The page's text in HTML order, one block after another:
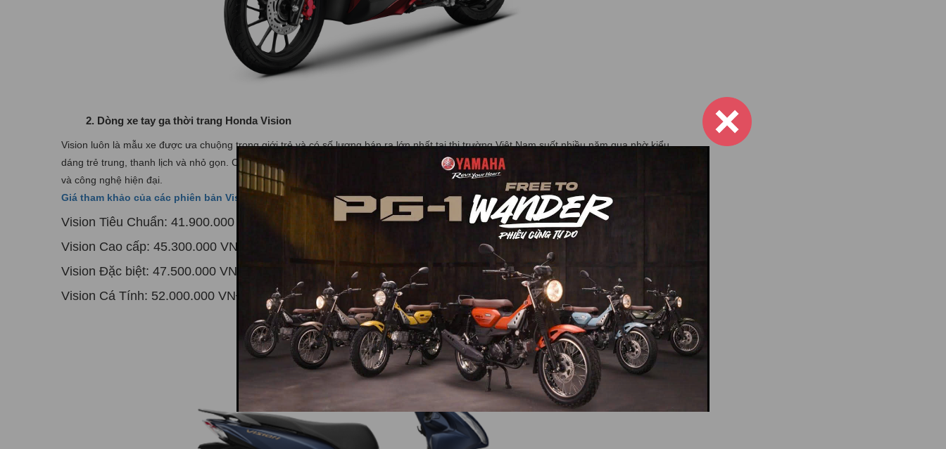
2. Dòng xe tay ga thời trang Honda Vision
Vision luôn là mẫu xe được ưa chuộng trong giới trẻ và có số lượng bán ra lớn nhất tại thị trường Việt Nam suốt nhiều năm qua nhờ kiểu
dáng trẻ trung, thanh lịch và nhỏ gọn. Chiếcxe Vision 2022
đã được nâng cấp toàn diện cả về kiểu dáng thời trang cùng những tiện ích
và công nghệ hiện đại.
Giá tham khảo của các phiên bản Vision hiện nay
Vision Tiêu Chuẩn: 41.900.000 VNĐ
Vision Cao cấp: 45.300.000 VNĐ
Vision Đặc biệt: 47.500.000 VNĐ
Vision Cá Tính: 52.000.000 VNĐ